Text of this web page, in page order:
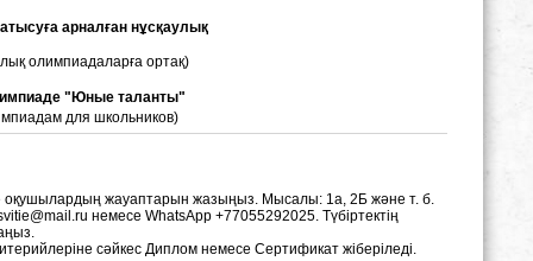
арналған нұсқаулық
олимпиадаларға ортақ)
"Юные таланты"
для школьников)
оқушылардың жауаптарын жазыңыз. Мысалы: 1а, 2Б және т. б.
немесе WhatsApp +77055292025. Түбіртектің
сәйкес Диплом немесе Сертификат жіберіледі.